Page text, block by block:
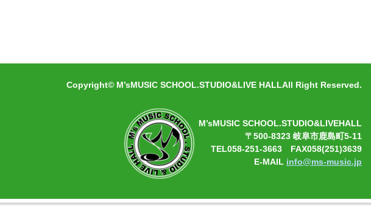
Copyright© M’sMUSIC SCHOOL.STUDIO&LIVE HALLAll Right Reserved.
M’sMUSIC SCHOOL.STUDIO&LIVEHALL
〒500-8323 岐阜市鹿島町5-11
TEL058-251-3663 FAX058(251)3639
E-MAIL info@ms-music.jp